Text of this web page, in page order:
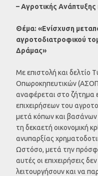
– Αγροτικής
Θέμα: «Ενίσχυση
αγροτοδιατροφικού
Δράμας»
Με επιστολή και δελτίο
Οπωροκηπευτικών
αναφέρεται στο ζήτημα
επιχειρήσεων του
μετά κόπων και
τη δεκαετή οικονομική
ανυπαρξίας
Ωστόσο, μετά την
αυτές οι επιχειρήσεις
λειτουργήσουν και να